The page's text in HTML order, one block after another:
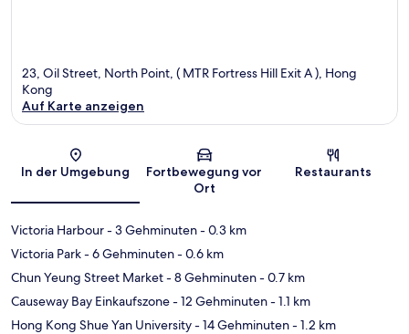
23, Oil Street, North Point, ( MTR Fortress Hill Exit A ), Hong
Kong
Auf Karte anzeigen
In der Umgebung
Fortbewegung vor
Ort
Restaurants
Victoria Harbour- 3 Gehminuten- 0.3 km
Victoria Park- 6 Gehminuten- 0.6 km
Chun Yeung Street Market- 8 Gehminuten- 0.7 km
Causeway Bay Einkaufszone- 12 Gehminuten- 1.1 km
Hong Kong Shue Yan University- 14 Gehminuten- 1.2 km